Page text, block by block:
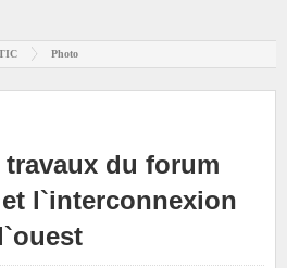
Photo
du forum
l`interconnexion